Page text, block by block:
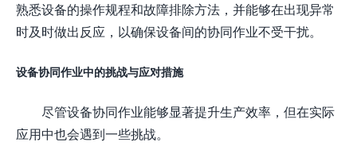
熟悉设备的操作规程和故障排除方法，并能够在出现异常
时及时做出反应，以确保设备间的协同作业不受干扰。
设备协同作业中的挑战与应对措施
尽管设备协同作业能够显著提升生产效率，但在实际
应用中也会遇到一些挑战。